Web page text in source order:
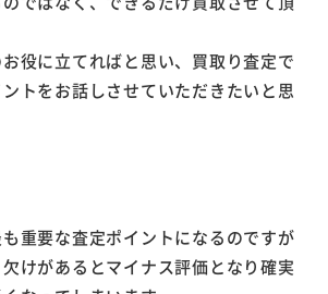
役に立てればと思い、買取り査定で
トをお話しさせていただきたいと思
重要な査定ポイントになるのですが
けがあるとマイナス評価となり確実